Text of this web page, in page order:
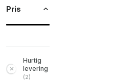
Pris
Hurtig
levering
(2)